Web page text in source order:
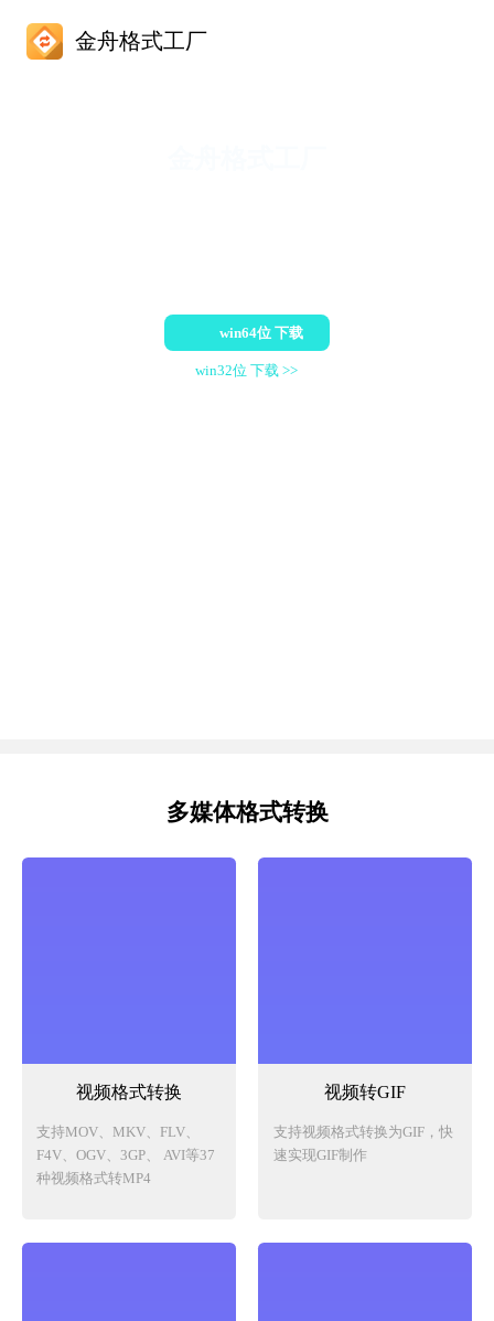
金舟格式工厂
win64位 下载
win32位 下载 >>
多媒体格式转换
视频格式转换
支持MOV、MKV、FLV、
F4V、OGV、3GP、 AVI等37
种视频格式转MP4
视频转GIF
支持视频格式转换为GIF，快
速实现GIF制作